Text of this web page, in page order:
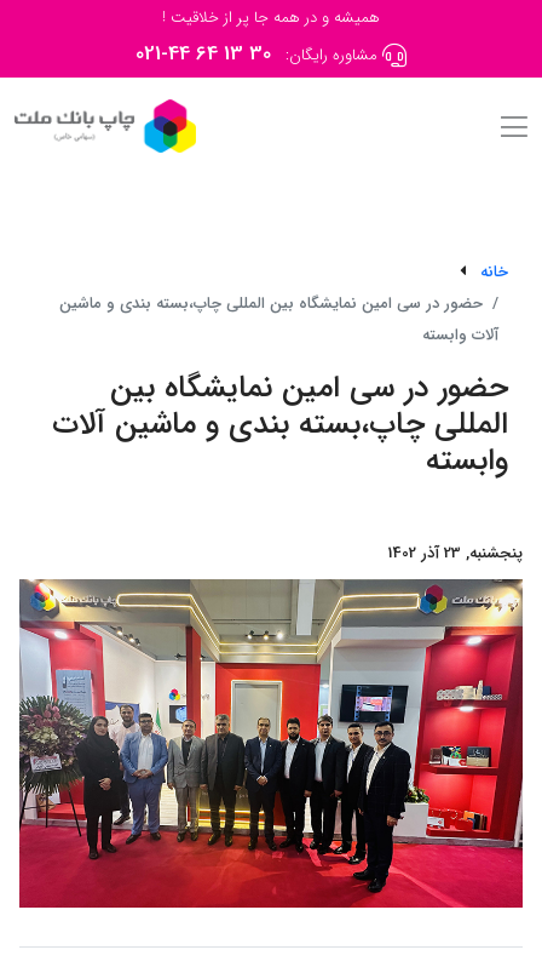
همیشه و در همه جا پر از خلاقیت !
مشاوره رایگان: 021-44 64 13 30
خانه
حضور در سی امین نمایشگاه بین المللی چاپ،بسته بندی و ماشین
آلات وابسته
حضور در سی امین نمایشگاه بین
المللی چاپ،بسته بندی و ماشین آلات
وابسته
پنجشنبه, 23 آذر 1402